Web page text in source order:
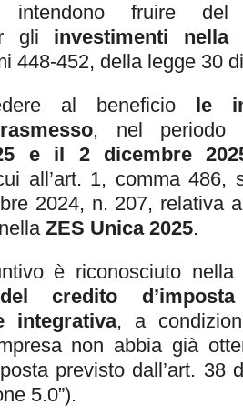
intendono fruire
gli investimenti nella
448-452, della legge 30
al beneficio le
, nel periodo
e il 2 dicembre
all’art. 1, comma 486,
2024, n. 207, relativa
ZES Unica 2025.
è riconosciuto
del credito
integrativa, a
non abbia già
previsto dall’art. 38
5.0”).